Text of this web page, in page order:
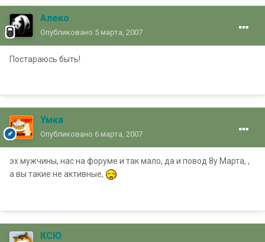
Алеко
Опубликовано 5 марта, 2007
Постараюсь быть!
Умка
Опубликовано 6 марта, 2007
эх мужчины, нас на форуме и так мало, да и повод 8у Марта, ,
а вы такие не активные,
КСЮ